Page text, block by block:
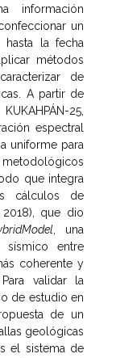
información
un
la fecha
métodos
de
A partir de
25,
espectral
uniforme para
metodológicos
que integra
cálculos de
2018), que dio
, una
sísmico entre
coherente y
validar la
de estudio en
de un
geológicas
el sistema de